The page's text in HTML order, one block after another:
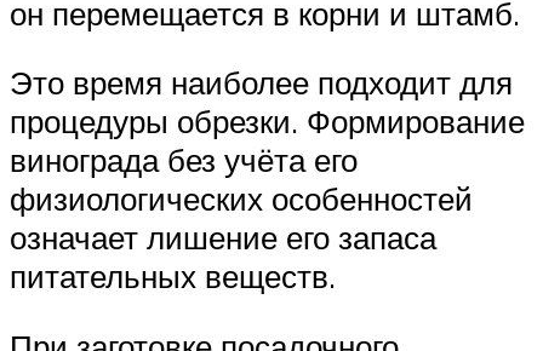
он перемещается в корни и штамб.
Это время наиболее подходит для
процедуры обрезки. Формирование
винограда без учёта его
физиологических особенностей
означает лишение его запаса
питательных веществ.